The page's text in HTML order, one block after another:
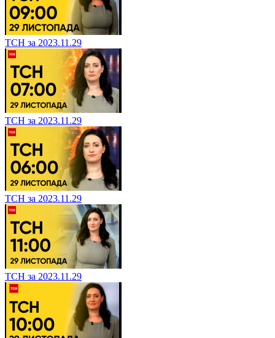
ТСН за 2023.11.29
ТСН за 2023.11.29
ТСН за 2023.11.29
ТСН за 2023.11.29